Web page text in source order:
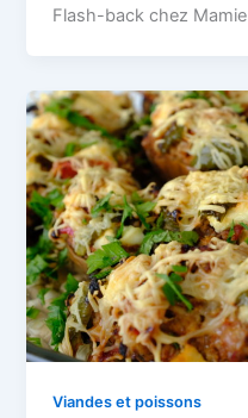
Flash-back chez Mamie
Viandes et poissons